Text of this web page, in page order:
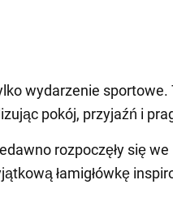
wydarzenie sportowe.
pokój, przyjaźń i
rozpoczęły się
łamigłówkę